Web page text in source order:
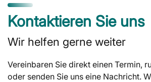
Kontaktieren Sie uns
Wir helfen gerne weiter
Vereinbaren Sie direkt einen Termin,
oder senden Sie uns eine Nachricht.